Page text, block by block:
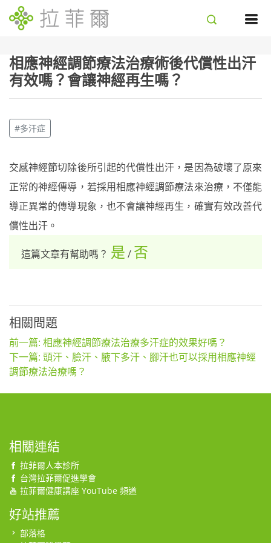
相應神經調節療法治療術後代償性出汗
有效嗎？會讓神經再生嗎？
#多汗症
交感神經節切除後所引起的代償性出汗，是因為破壞了原來
正常的神經傳導，若採用相應神經調節療法來治療，不僅能
導正異常的傳導現象，也不會讓神經再生，確實有效改善代
償性出汗。
這篇文章有幫助嗎？ 是 / 否
相關問題
前一篇: 相應神經調節療法治療多汗症的效果好嗎？
下一篇: 頭汗、臉汗、腋下多汗、腳汗也可以採用相應神經
調節療法治療嗎？
相關連結
拉菲爾人本診所
台灣拉菲爾促進學會
拉菲爾健康講座 YouTube 頻道
好站推薦
部落格